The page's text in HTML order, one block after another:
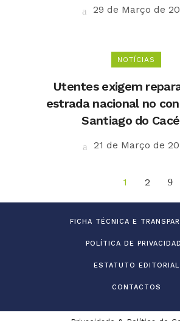
29 de Março de
NOTÍCIAS
Utentes exigem
estrada nacional no
Santiago do
21 de Março de
1 2
FICHA TÉCNICA E
POLÍTICA DE
ESTATUTO EDITORIAL
CONTACTOS